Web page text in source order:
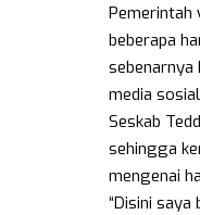
Pemerintah
beberapa
sebenarnya
media
Seskab
sehingga
mengenai
“Disini saya